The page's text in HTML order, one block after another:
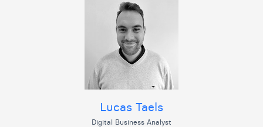
Lucas Taels
Digital Business Analyst